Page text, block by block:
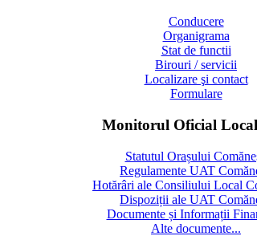
Conducere
Organigrama
Stat de functii
Birouri / servicii
Localizare şi contact
Formulare
Monitorul Oficial Local
Statutul Orașului
Regulamente UAT
Hotărâri ale Consiliului Local
Dispoziții ale UAT
Documente și Informații
Alte documente...